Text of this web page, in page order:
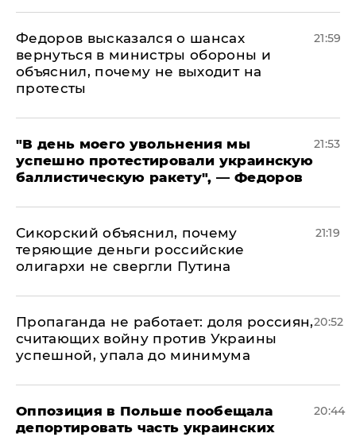
Федоров высказался о шансах
вернуться в министры обороны и
объяснил, почему не выходит на
протесты
21:59
​"В день моего увольнения мы
успешно протестировали украинскую
баллистическую ракету", — Федоров
21:53
Сикорский объяснил, почему
теряющие деньги российские
олигархи не свергли Путина
21:19
​Пропаганда не работает: доля россиян,
считающих войну против Украины
успешной, упала до минимума
20:52
Оппозиция в Польше пообещала
депортировать часть украинских
20:44